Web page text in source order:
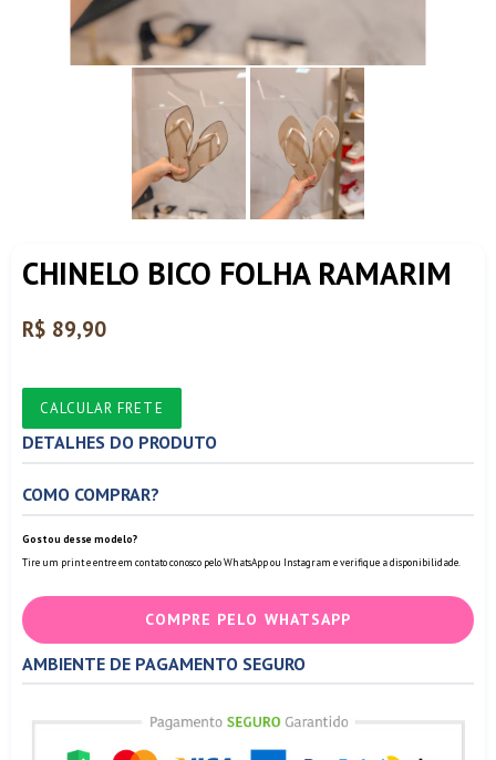
CHINELO BICO FOLHA RAMARIM
Preço
R$ 89,90
CALCULAR FRETE
DETALHES DO PRODUTO
COMO COMPRAR?
Gostou desse modelo?
Tire um print e entre em contato conosco pelo WhatsApp ou Instagram e verifique a disponibilidade.
COMPRE PELO WHATSAPP
AMBIENTE DE PAGAMENTO SEGURO